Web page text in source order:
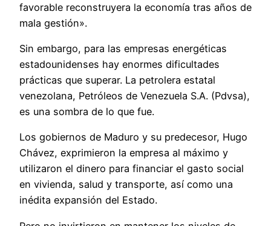
favorable reconstruyera la economía tras años de
mala gestión».
Sin embargo, para las empresas energéticas
estadounidenses hay enormes dificultades
prácticas que superar. La petrolera estatal
venezolana, Petróleos de Venezuela S.A. (Pdvsa),
es una sombra de lo que fue.
Los gobiernos de Maduro y su predecesor, Hugo
Chávez, exprimieron la empresa al máximo y
utilizaron el dinero para financiar el gasto social
en vivienda, salud y transporte, así como una
inédita expansión del Estado.